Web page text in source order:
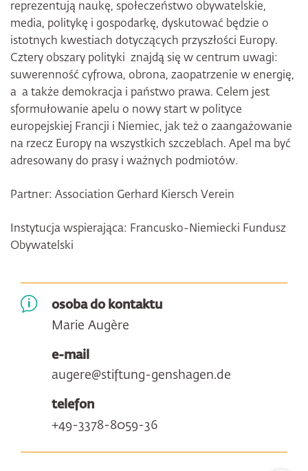
reprezentują naukę, społeczeństwo obywatelskie,
media, politykę i gospodarkę, dyskutować będzie o
istotnych kwestiach dotyczących przyszłości Europy.
Cztery obszary polityki znajdą się w centrum uwagi:
suwerenność cyfrowa, obrona, zaopatrzenie w energię,
a a także demokracja i państwo prawa. Celem jest
sformułowanie apelu o nowy start w polityce
europejskiej Francji i Niemiec, jak też o zaangażowanie
na rzecz Europy na wszystkich szczeblach. Apel ma być
adresowany do prasy i ważnych podmiotów.
Partner: Association Gerhard Kiersch Verein
Instytucja wspierająca: Francusko-Niemiecki Fundusz
Obywatelski
osoba do kontaktu
Marie Augère
e-mail
augere@stiftung-genshagen.de
telefon
+49-3378-8059-36